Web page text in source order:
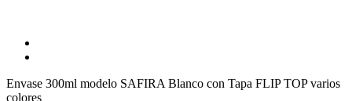
Envase 300ml modelo SAFIRA Blanco con Tapa FLIP TOP varios
colores